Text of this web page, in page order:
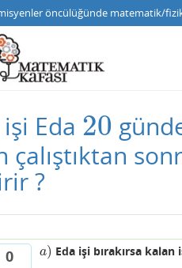
öncülüğünde matematik/
Eda 20
20
çalıştıktan
?
0
a)
a) Eda işi bırakırsa